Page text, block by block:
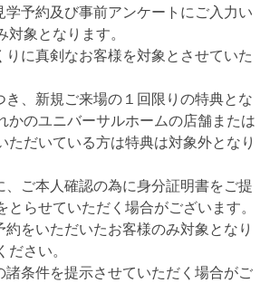
予約及び事前アンケートにご入力い
象となります。
に真剣なお客様を対象とさせていた
、新規ご来場の１回限りの特典とな
かのユニバーサルホームの店舗または
ただいている方は特典は対象外となり
ご本人確認の為に身分証明書をご提
らせていただく場合がございます。
をいただいたお客様のみ対象となり
さい。
条件を提示させていただく場合がご